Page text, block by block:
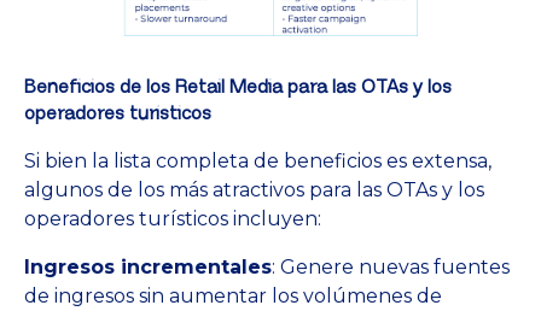
Beneficios de los Retail Media para las OTAs y los
operadores turísticos
Si bien la lista completa de beneficios es extensa,
algunos de los más atractivos para las OTAs y los
operadores turísticos incluyen:
Ingresos incrementales: Genere nuevas fuentes
de ingresos sin aumentar los volúmenes de